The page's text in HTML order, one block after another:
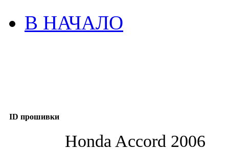
В НАЧАЛО
ID прошивки
Honda Accord 2006